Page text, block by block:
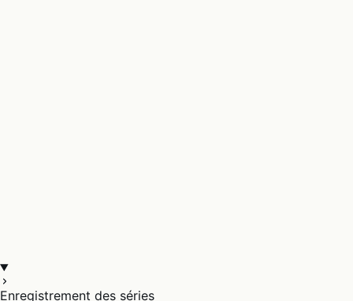
Enregistrement des séries